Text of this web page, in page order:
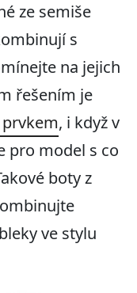
ze semiše
s
na jejich
řešením je
, i když v
pro model s co
boty z
ve stylu